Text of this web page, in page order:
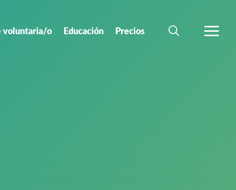
voluntaria/o Educación Precios
BÚSQUEDA
MÁS